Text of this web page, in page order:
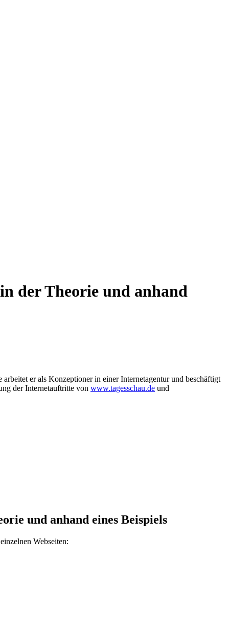
der Theorie und anhand
er als Konzeptioner in einer Internetagentur und beschäftigt
der Internetauftritte von www.tagesschau.de und
und anhand eines Beispiels
Webseiten: